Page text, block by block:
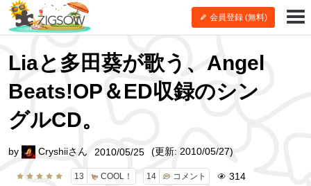
会員登録 (無料)
Liaと多田葵が歌う、Angel
Beats!OP＆ED収録のシン
グルCD。
13 COOL！ 14 コメント 314
by Cryshiiさん 2010/05/25 (更新: 2010/05/27)